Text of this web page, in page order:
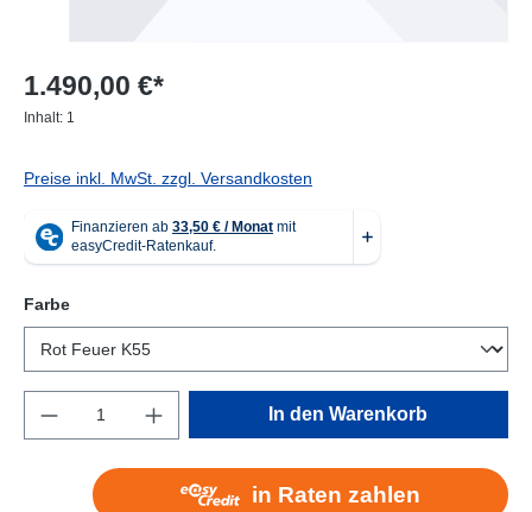
1.490,00 €*
Inhalt: 1
Preise inkl. MwSt. zzgl. Versandkosten
Farbeauswählen
Produkt Anzahl: Gib den gewünschten
In den Warenkorb